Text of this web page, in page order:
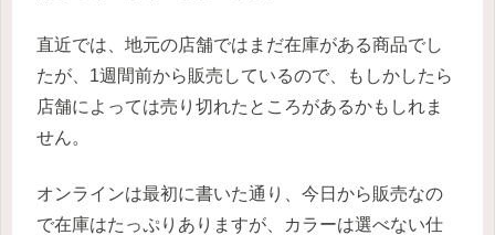
直近では、地元の店舗ではまだ在庫がある商品でし
たが、1週間前から販売しているので、もしかしたら
店舗によっては売り切れたところがあるかもしれま
せん。
オンラインは最初に書いた通り、今日から販売なの
で在庫はたっぷりありますが、カラーは選べない仕